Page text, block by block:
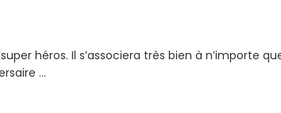
héros. Il s’associera très bien à n’importe
…